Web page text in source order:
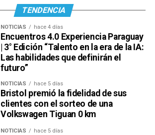
TENDENCIA
NOTICIAS hace 4 días
Encuentros 4.0 Experiencia Paraguay
| 3° Edición “Talento en la era de la IA:
Las habilidades que definirán el
futuro”
NOTICIAS hace 5 días
Bristol premió la fidelidad de sus
clientes con el sorteo de una
Volkswagen Tiguan 0 km
NOTICIAS hace 5 días